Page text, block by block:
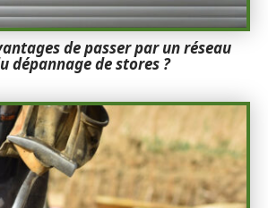
de passer par un réseau
dépannage de stores ?